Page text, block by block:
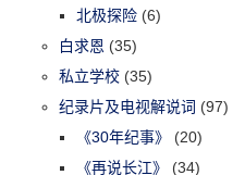
北极探险 (6)
白求恩 (35)
私立学校 (35)
纪录片及电视解说词 (97)
《30年纪事》
(20)
《再说长江》
(34)